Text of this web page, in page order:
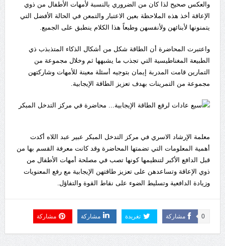
والعكس صحيح لذا كان من الضروري بالنسبة لأمهات الأطفال من ذوي
الإعاقة أخذ هذه الملاحظة بعين الاعتبار والتمعن في الحالة الأفضل التي
يتمنونها لأبنائهن ولأنفسهن وطبعاً هذا الكلام ينطبق على الجميع.
واعتبرت المحاضرة أن الطاقة شكل من أشكال الذكاء المتذبذب ذي
الطبيعة المغناطيسية التي تجذب ما يشبهها ثم وخلال مجموعة من
التمارين قامت المدربة إيمان بتوجيه أسئلة معينة للأمهات وشاركتهن
مجموعة من التمرينات بهدف تعزيز الطاقة الإيجابية.
معلمة الإرشاد الاسري في مركز التدخل المبكر عبير عبد اللاه أكدت
أهمية المعلومات التي تضمتها المحاضرة وقد كانت معرفة القسم بها من
قبل الدافع الأكبر لتنظيمها كونها تصب في مصلحة أمهات الأطفال من
ذوي الإعاقة وتساعدهن على تعزيز طاقتهن الإيجابية مع رفع المعنويات
وزيادة الدافعية وتسليط الضوء على نقاط القوة والتفاؤل.
مشاركة 0 تغريدة مشاركة مشاركة